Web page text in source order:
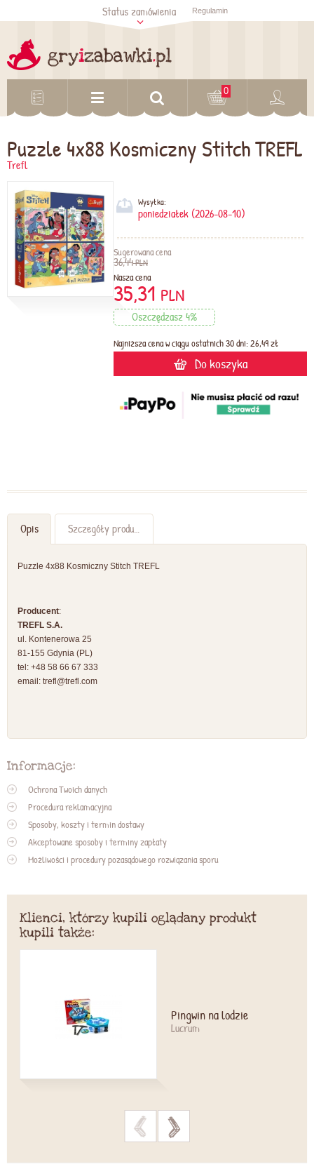
Sprawdź status
zamówienia
Status zamówienia Regulamin
0
Puzzle 4x88 Kosmiczny Stitch TREFL
Trefl
Wysyłka:
poniedziałek (2026-08-10)
Sugerowana cena
36,44PLN
Nasza cena
35,31 PLN
Oszczędzasz 4%
Najniższa cena w ciągu ostatnich 30 dni: 26,49 zł
Do koszyka
Opis Szczegóły produktu
Puzzle 4x88 Kosmiczny Stitch TREFL
Producent:
TREFL S.A.
ul. Kontenerowa 25
81-155 Gdynia (PL)
tel: +48 58 66 67 333
email: trefl@trefl.com
Informacje:
Ochrona Twoich danych
Procedura reklamacyjna
Sposoby, koszty i termin dostawy
Akceptowane sposoby i terminy zapłaty
Możliwości i procedury pozasądowego rozwiązania sporu
Klienci, którzy kupili oglądany produkt
kupili także:
Pingwin na lodzie
Lucrum
> >